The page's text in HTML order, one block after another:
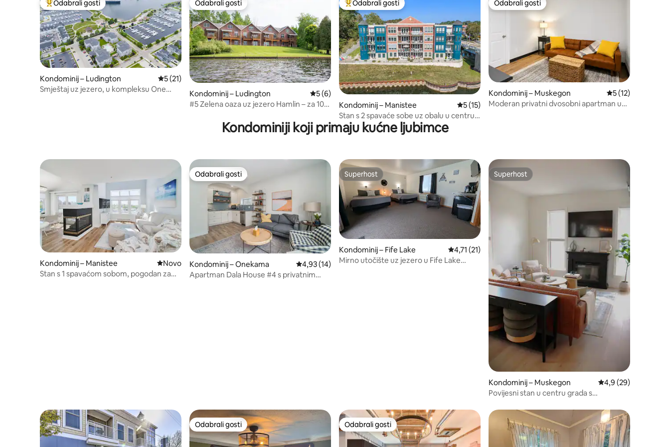
Među najviše rangiranima s oznakom „Odabrali gosti”
Odabrali gosti
Kondominij – Ludington Prosječna ocjena: 5/5, recenzija: 21
5 (21)
Smještaj uz jezero, u kompleksu One
Odabrali gosti
Odabrali gosti
Kondominij – Ludington Prosječna ocjena: 5/5, recenzija: 6
5 (6)
#5 Zelena oaza uz jezero Hamlin – za 10
Među najviše rangiranima s oznakom „Odabrali gosti”
Odabrali gosti
Kondominij – Manistee Prosječna ocjena: 5/5, recenzija: 15
5 (15)
Stan s 2 spavaće sobe uz obalu u centru
grada
Odabrali gosti
Odabrali gosti
Kondominij – Muskegon Prosječna ocjena:
5 (12)
Moderan privatni dvosobni apartman u
Kondominiji koji primaju kućne ljubimce
Kondominij – Manistee Novi smještaj
Novo
Stan s 1 spavaćom sobom, pogodan za
Odabrali gosti
Odabrali gosti
Kondominij – Onekama Prosječna ocjena: 4,93/5, recenzija: 14
4,93 (14)
Apartman Dala House #4 s privatnim
Superhost
Superhost
Kondominij – Fife Lake Prosječna ocjena: 4,71/5, recenzija: 21
4,71 (21)
Mirno utočište uz jezero u Fife Lake
Superhost
Superhost
Kondominij – Muskegon Prosječna ocjena:
4,9 (29)
Povijesni stan u centru grada s
Odabrali gosti
Odabrali gosti Odabrali gosti
Odabrali gosti